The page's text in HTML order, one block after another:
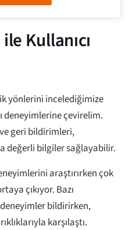
Kullanıcı
yönlerini incelediğimize
deneyimlerine çevirelim.
geri bildirimleri,
değerli bilgiler sağlayabilir.
araştırırken çok
çıkıyor. Bazı
bildirirken,
karşılaştı.